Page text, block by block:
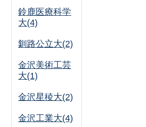
鈴鹿医療科学
大(4)
釧路公立大(2)
金沢美術工芸
大(1)
金沢星稜大(2)
金沢工業大(4)